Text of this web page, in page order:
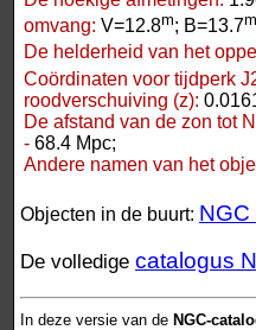
omvang: V=12.8m; B=13.7m
De helderheid van het
Coördinaten voor tijdperk
roodverschuiving (z):
De afstand van de zon tot
- 68.4 Mpc;
Andere namen van het
Objecten in de buurt: NGC
De volledige catalogus
In deze versie van de NGC-